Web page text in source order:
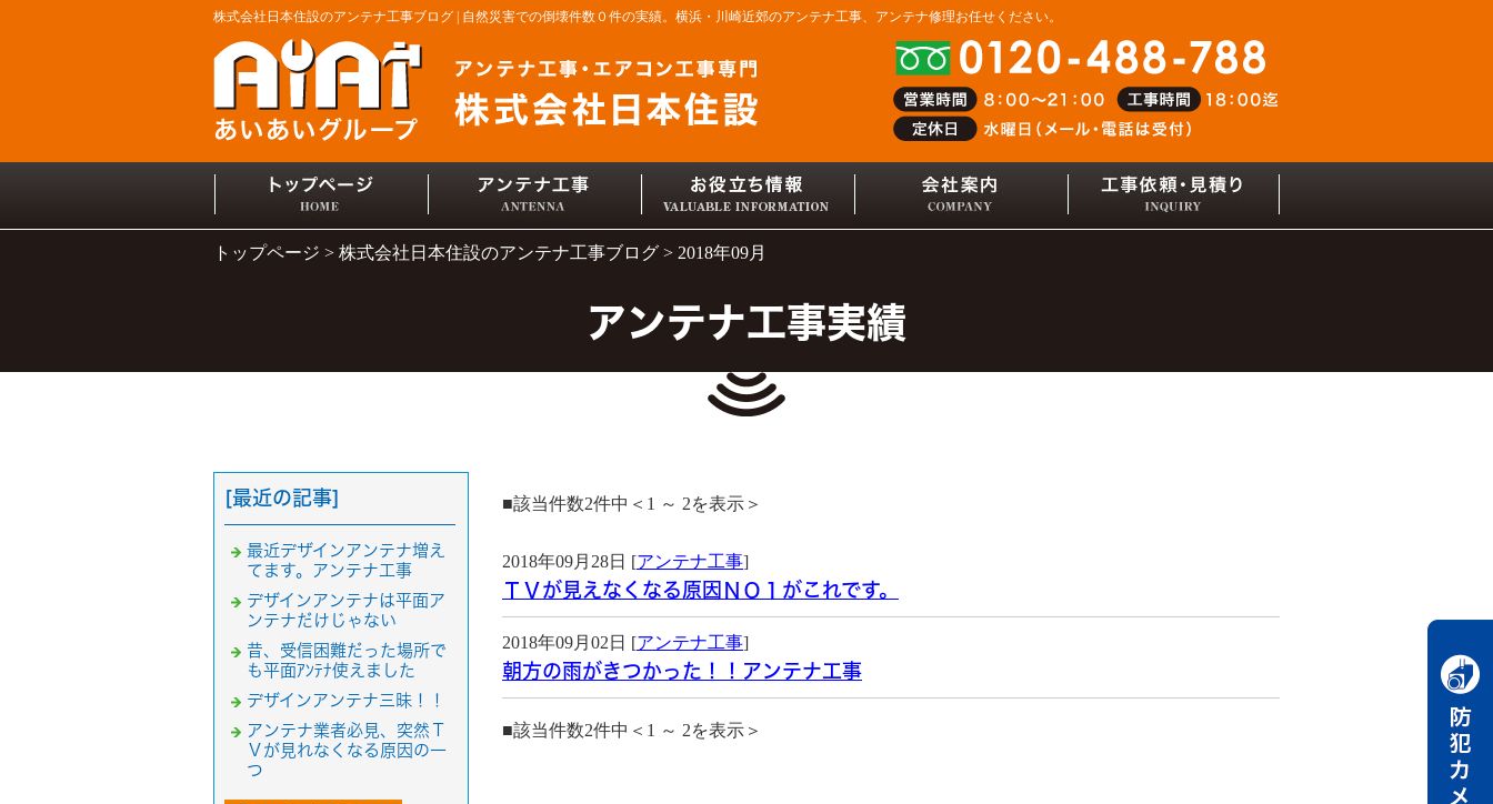
株式会社日本住設のアンテナ工事ブログ | 自然災害での倒壊件数０件の実績。横浜・川崎近郊のアンテナ工事、アンテナ修理お任せください。
トップページ 株式会社日本住設のアンテナ工事ブログ 2018年09月
アンテナ工事実績
■該当件数2件中＜1 ～ 2を表示＞
2018年09月28日 [アンテナ工事]
ＴＶが見えなくなる原因ＮＯ１がこれです。
2018年09月02日 [アンテナ工事]
朝方の雨がきつかった！！アンテナ工事
■該当件数2件中＜1 ～ 2を表示＞
[最近の記事]
最近デザインアンテナ増え
てます。アンテナ工事
デザインアンテナは平面ア
ンテナだけじゃない
昔、受信困難だった場所で
も平面ｱﾝﾃﾅ使えました
デザインアンテナ三昧！！
アンテナ業者必見、突然Ｔ
Ｖが見れなくなる原因の一
つ